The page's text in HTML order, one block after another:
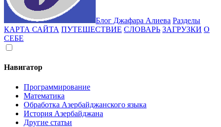
Блог Джафара Алиева Разделы
КАРТА САЙТА ПУТЕШЕСТВИЕ СЛОВАРЬ ЗАГРУЗКИ О
СЕБЕ
Навигатор
Программирование
Математика
Обработка Азербайджанского языка
История Азербайджана
Другие статьи